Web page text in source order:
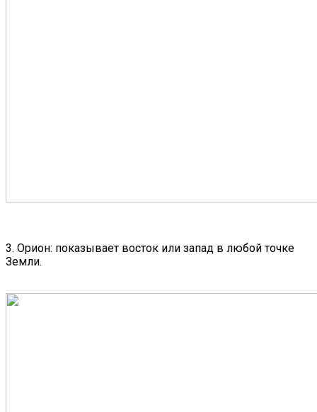
3. Орион: показывает восток или запад в любой точке
Земли.